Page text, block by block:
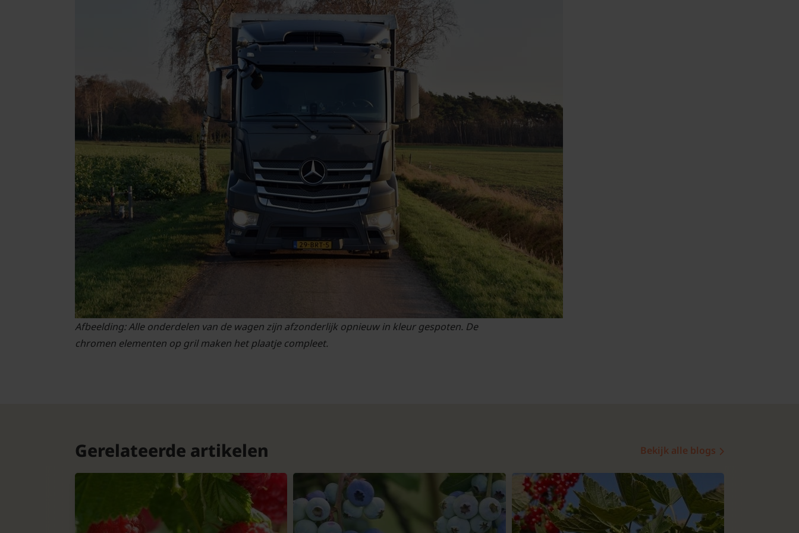
Afbeelding: Alle onderdelen van de wagen zijn afzonderlijk opnieuw in kleur gespoten. De
chromen elementen op gril maken het plaatje compleet.
Gerelateerde artikelen Bekijk alle blogs